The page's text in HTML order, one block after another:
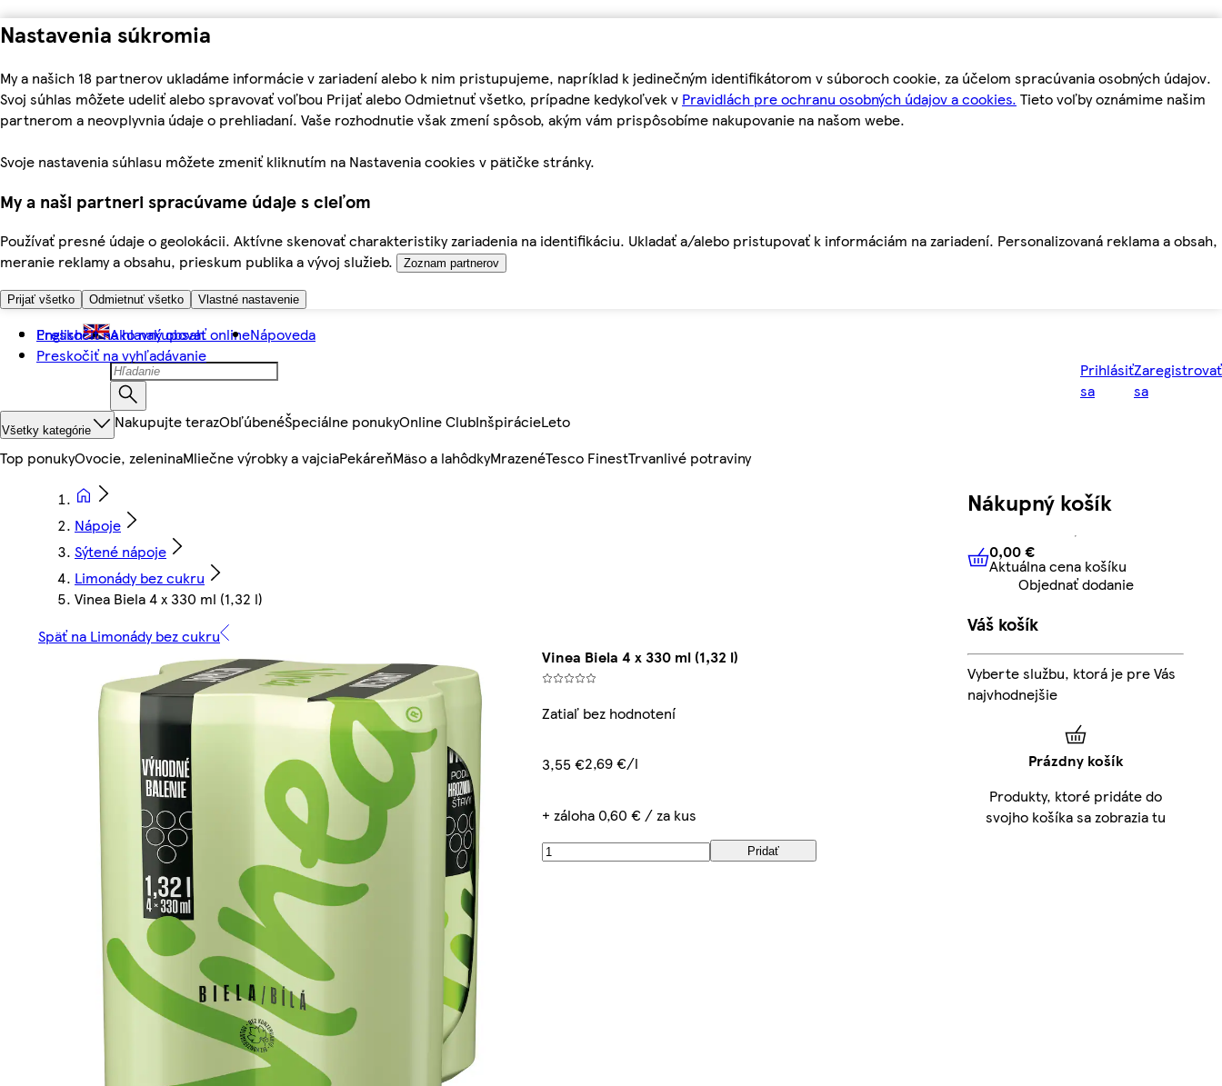
Nastavenia súkromia
My a našich 18 partnerov ukladáme informácie v zariadení alebo k nim pristupujeme, napríklad k jedinečným identifikátorom v súboroch cookie, za účelom spracúvania osobných údajov.
Svoj súhlas môžete udeliť alebo spravovať voľbou Prijať alebo Odmietnuť všetko, prípadne kedykoľvek v Pravidlách pre ochranu osobných údajov a cookies. Tieto voľby oznámime našim
partnerom a neovplyvnia údaje o prehliadaní. Vaše rozhodnutie však zmení spôsob, akým vám prispôsobíme nakupovanie na našom webe.
Svoje nastavenia súhlasu môžete zmeniť kliknutím na Nastavenia cookies v pätičke stránky.
My a naši partneri spracúvame údaje s cieľom
Používať presné údaje o geolokácii. Aktívne skenovať charakteristiky zariadenia na identifikáciu. Ukladať a/alebo pristupovať k informáciám na zariadení. Personalizovaná reklama a obsah,
meranie reklamy a obsahu, prieskum publika a vývoj služieb.
Zoznam partnerov
Prijať všetko Odmietnuť všetko Vlastné nastavenie
Preskočiť na hlavný obsah
Preskočiť na vyhľadávanie
English Ako nakupovať onlineNápoveda
Prihlásiť
sa
Zaregistrovať
sa
Všetky kategórie Nakupujte terazObľúbenéŠpeciálne ponukyOnline ClubInšpirácieLeto
Top ponukyOvocie, zeleninaMliečne výrobky a vajciaPekáreňMäso a lahôdkyMrazenéTesco FinestTrvanlivé potraviny
Nápoje
Sýtené nápoje
Limonády bez cukru
Vinea Biela 4 x 330 ml (1,32 l)
Späť na Limonády bez cukru
Vinea Biela 4 x 330 ml (1,32 l)
Zatiaľ bez hodnotení
3,55 €2,69 €/l
+ záloha 0,60 € / za kus
Pridať
Nákupný košík
0,00 € Aktuálna cena košíku
0,00 €
Aktuálna cena košíku
Objednať dodanie
Váš košík
Vyberte službu, ktorá je pre Vás
najvhodnejšie
Prázdny košík
Produkty, ktoré pridáte do
svojho košíka sa zobrazia tu